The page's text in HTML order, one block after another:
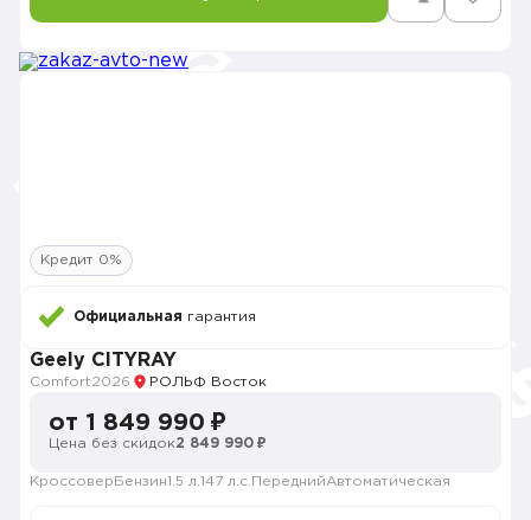
Кредит 0%
Официальная гарантия
Geely CITYRAY
Comfort2026 РОЛЬФ Восток
от 1 849 990 ₽
Цена без скидок2 849 990 ₽
Кроссовер Бензин1.5 л. 147 л.с. ПереднийАвтоматическая